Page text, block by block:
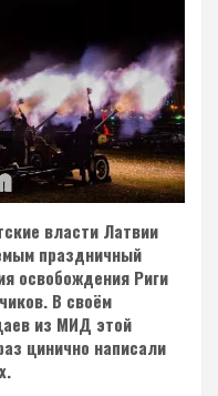
власти Латвии
праздничный
освобождения Риги
В своём
из МИД этой
цинично написали